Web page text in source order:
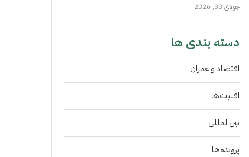
جولای 30, 2026
دسته بندی ها
اقتصاد و عمران
اقلیت‌ها
بین‌المللی
پرونده‌ها